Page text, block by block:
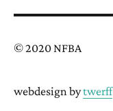
© 2020 NFBA
webdesign bytwerff